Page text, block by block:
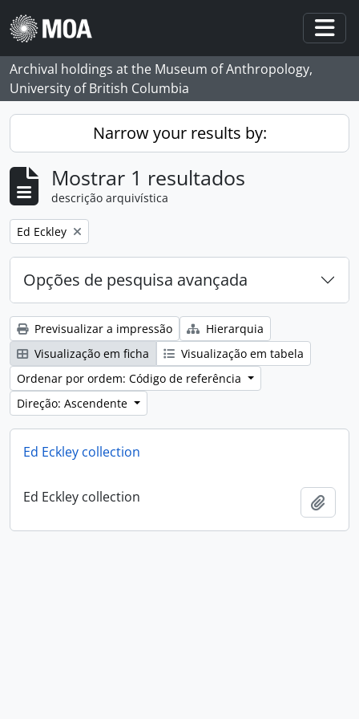
Skip to main content
Archival holdings at the Museum of Anthropology,
University of British Columbia
Narrow your results by:
Mostrar 1 resultados
descrição arquivística
Remove filter:
Ed Eckley
Opções de pesquisa avançada
Previsualizar a impressão
Hierarquia
Visualização em ficha
Visualização em tabela
Ordenar por ordem: Código de referência
Direção: Ascendente
Ed Eckley collection
Ed Eckley collection